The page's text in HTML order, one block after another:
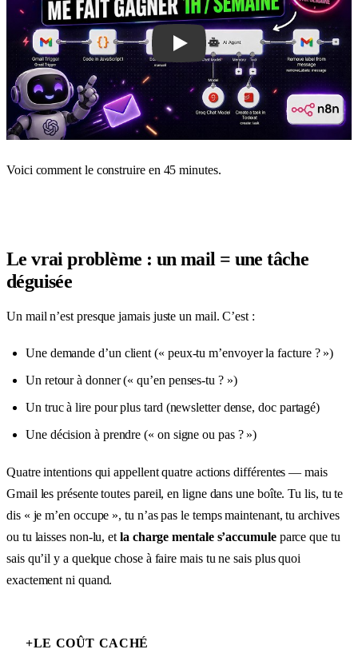
Voici comment le construire en 45 minutes.
Le vrai problème : un mail = une tâche
déguisée
Un mail n’est presque jamais juste un mail. C’est :
Une demande d’un client (« peux-tu m’envoyer la facture ? »)
Un retour à donner (« qu’en penses-tu ? »)
Un truc à lire pour plus tard (newsletter dense, doc partagé)
Une décision à prendre (« on signe ou pas ? »)
Quatre intentions qui appellent quatre actions différentes — mais
Gmail les présente toutes pareil, en ligne dans une boîte. Tu lis, tu te
dis « je m’en occupe », tu n’as pas le temps maintenant, tu archives
ou tu laisses non-lu, et la charge mentale s’accumuleparce que tu
sais qu’il y a quelque chose à faire mais tu ne sais plus quoi
exactement ni quand.
+LE COÛT CACHÉ